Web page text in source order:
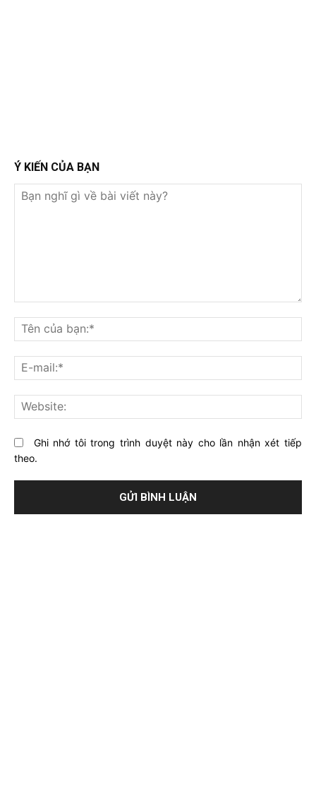
Ý KIẾN CỦA BẠN
nghĩ
gì
về
bài
viết
này?
Ghi nhớ tôi trong trình duyệt này cho lần nhận xét tiếp
theo.